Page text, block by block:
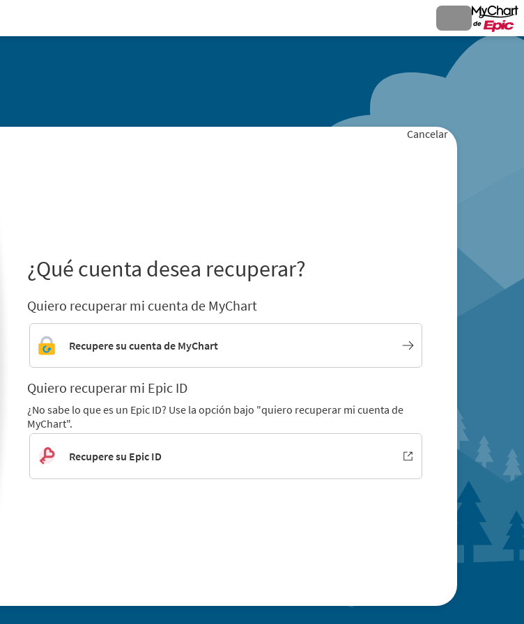
Cancelar
¿Qué cuenta desea recuperar?
Quiero recuperar mi cuenta de MyChart
Recupere su cuenta de MyChart
Quiero recuperar mi Epic ID
¿No sabe lo que es un Epic ID? Use la opción bajo "quiero recuperar mi cuenta de
MyChart".
Recupere su Epic ID